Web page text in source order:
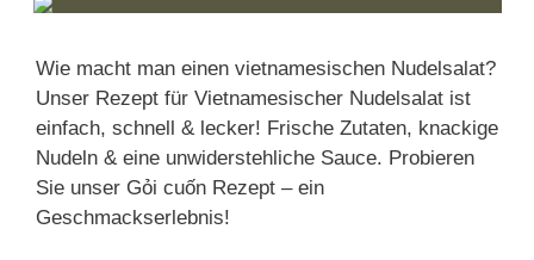
Wie macht man einen vietnamesischen Nudelsalat?
Unser Rezept für Vietnamesischer Nudelsalat ist
einfach, schnell & lecker! Frische Zutaten, knackige
Nudeln & eine unwiderstehliche Sauce. Probieren
Sie unser Gỏi cuốn Rezept – ein
Geschmackserlebnis!